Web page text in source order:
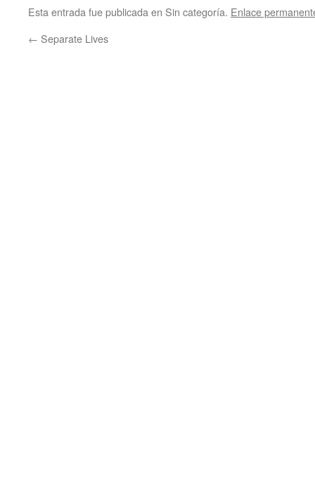
Esta entrada fue publicada en Sin categoría. Enlace
← Separate Lives